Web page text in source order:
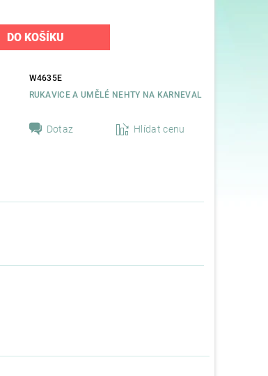
W4635E
RUKAVICE A UMĚLÉ NEHTY NA KARNEVAL
Dotaz Hlídat cenu